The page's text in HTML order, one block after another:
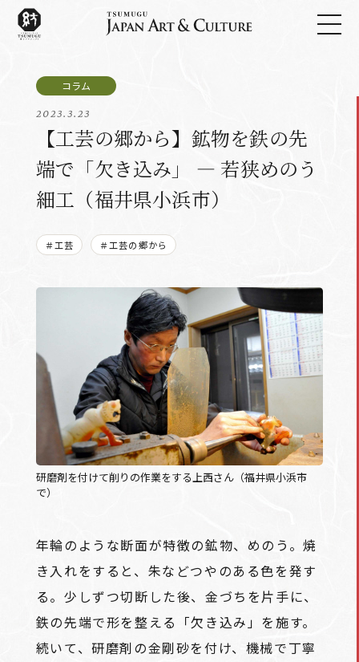
2023.3.23
【工芸の郷から】鉱物を鉄の先
端で「欠き込み」 ― 若狭めのう
細工（福井県小浜市）
＃工芸 ＃工芸の郷から
研磨剤を付けて削りの作業をする上西さん（福井県小浜市
で）
年輪のような断面が特徴の鉱物、めのう。焼
き入れをすると、朱などつやのある色を発す
る。少しずつ切断した後、金づちを片手に、
鉄の先端で形を整える「欠き込み」を施す。
続いて、研磨剤の金剛砂を付け、機械で丁寧